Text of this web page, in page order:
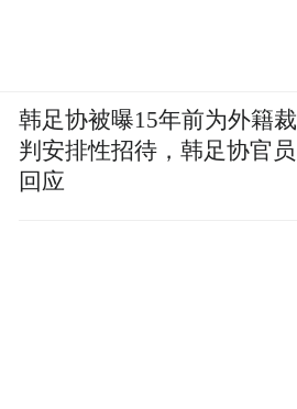
韩足协被曝15年前为外籍裁
判安排性招待，韩足协官员
回应